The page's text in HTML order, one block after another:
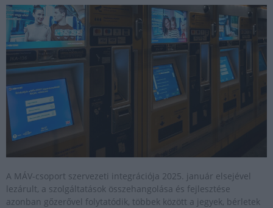
A MÁV-csoport szervezeti integrációja 2025. január elsejével
lezárult, a szolgáltatások összehangolása és fejlesztése
azonban gőzerővel folytatódik, többek között a jegyek, bérletek